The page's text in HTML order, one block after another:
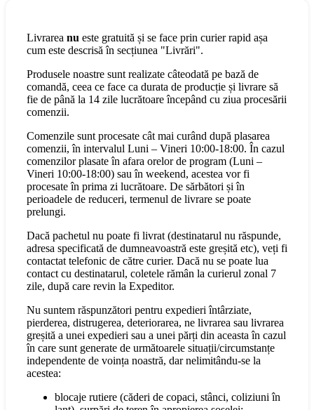
Livrarea nu este gratuită și se face prin curier rapid așa
cum este descrisă în secțiunea "Livrări".
Produsele noastre sunt realizate câteodată pe bază de
comandă, ceea ce face ca durata de producție și livrare să
fie de până la 14 zile lucrătoare începând cu ziua procesării
comenzii.
Comenzile sunt procesate cât mai curând după plasarea
comenzii, în intervalul Luni – Vineri 10:00-18:00. În cazul
comenzilor plasate în afara orelor de program (Luni –
Vineri 10:00-18:00) sau în weekend, acestea vor fi
procesate în prima zi lucrătoare. De sărbători și în
perioadele de reduceri, termenul de livrare se poate
prelungi.
Dacă pachetul nu poate fi livrat (destinatarul nu răspunde,
adresa specificată de dumneavoastră este greșită etc), veți fi
contactat telefonic de către curier. Dacă nu se poate lua
contact cu destinatarul, coletele rămân la curierul zonal 7
zile, după care revin la Expeditor.
Nu suntem răspunzători pentru expedieri întârziate,
pierderea, distrugerea, deteriorarea, ne livrarea sau livrarea
greșită a unei expedieri sau a unei părți din aceasta în cazul
în care sunt generate de următoarele situații/circumstanțe
independente de voința noastră, dar nelimitându-se la
acestea:
blocaje rutiere (căderi de copaci, stânci, coliziuni în